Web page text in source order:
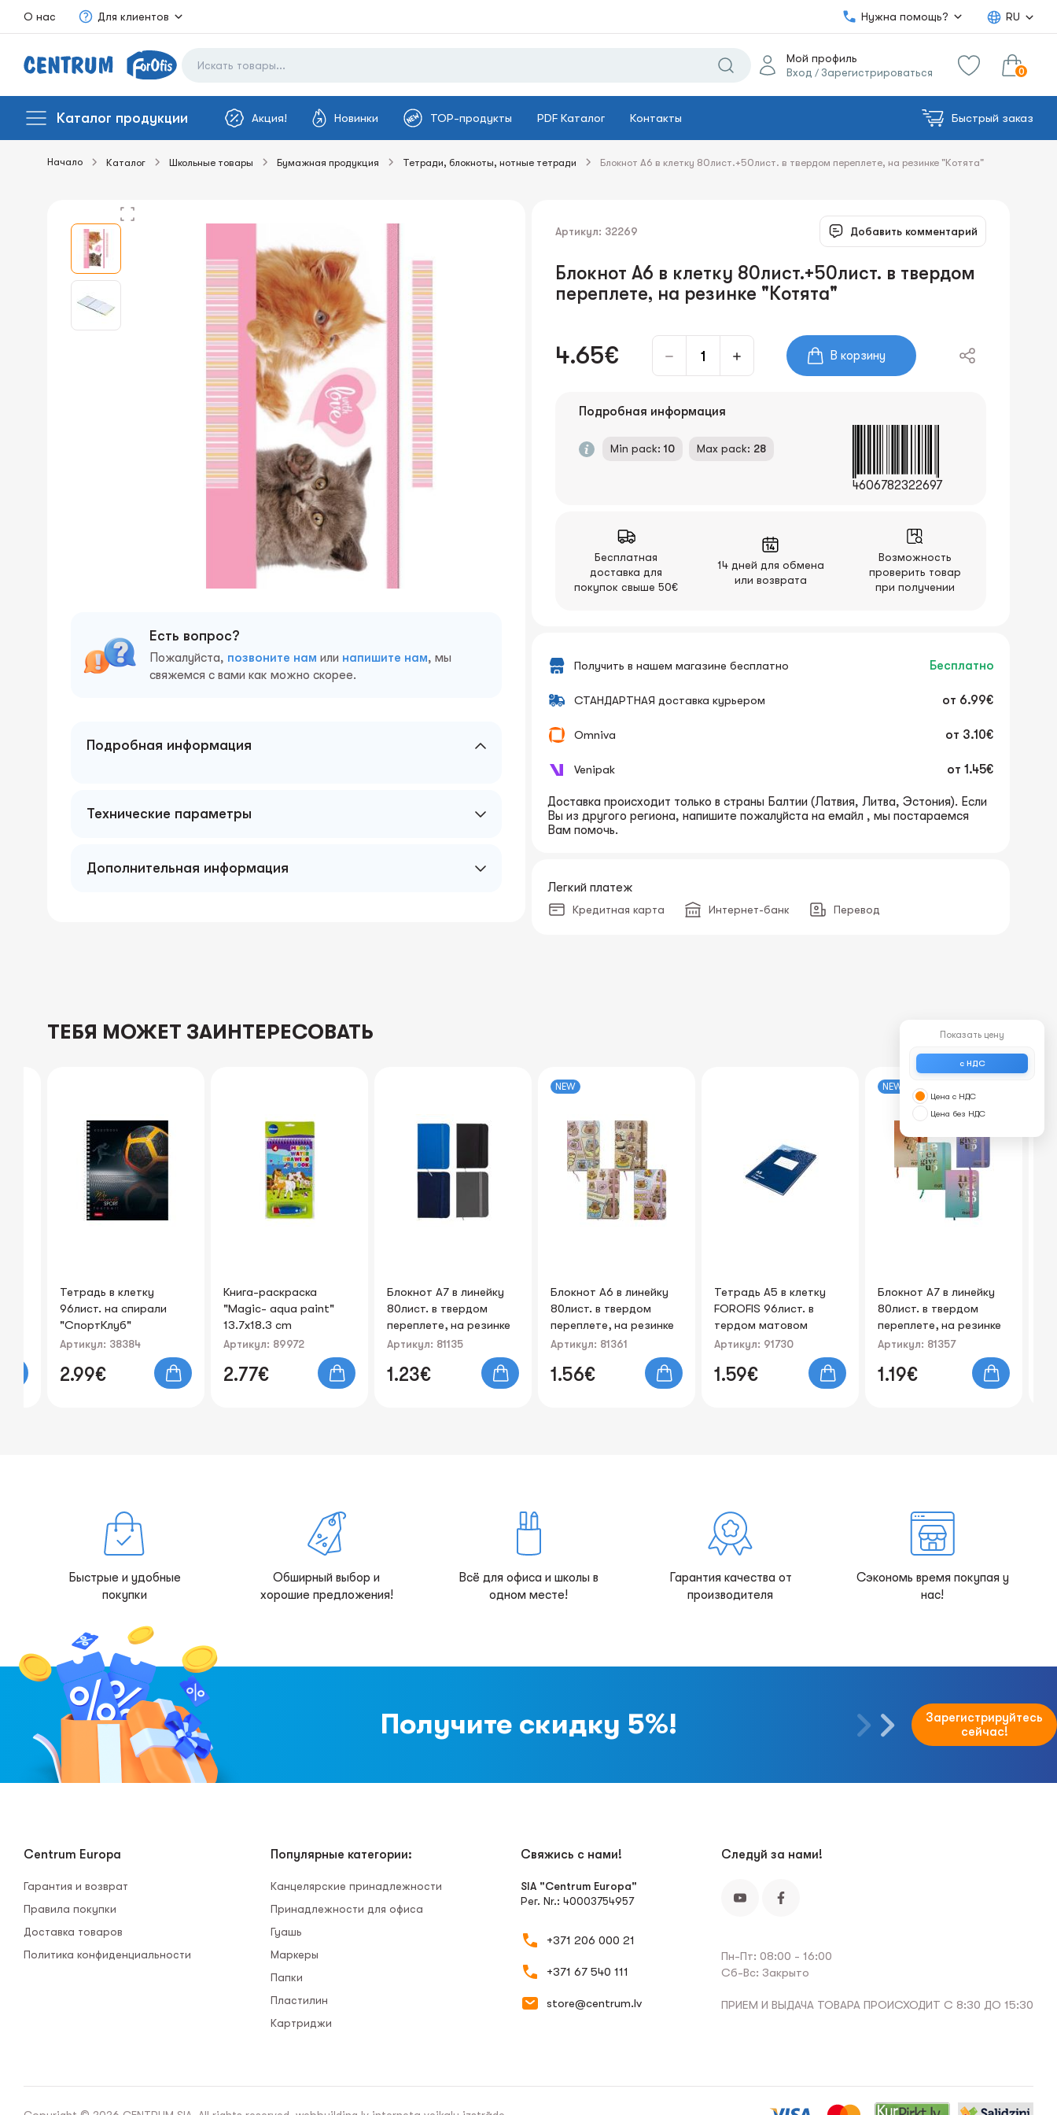
О нас Для клиентов Нужна помощь? RU
Мой профиль
Вход / Зарегистрироваться 0
Каталог продукции Акция! Новинки TOP-продукты PDF Каталог Контакты Быстрый заказ
Начало Каталог Школьные товары Бумажная продукция Тетради, блокноты, нотные тетради Блокнот А6 в клетку 80лист.+50лист. в твердом переплете, на резинке "Котята"
Есть вопрос?
Пожалуйста, позвоните нам или напишите нам, мы
свяжемся с вами как можно скорее.
Подробная информация
Технические параметры
Дополнительная информация
Артикул: 32269 Добавить комментарий
Блокнот А6 в клетку 80лист.+50лист. в твердом
переплете, на резинке "Котята"
4.65€ В корзину
Подробная информация
Min pack: 10 Max pack: 28
4606782322697
Бесплатная
доставка для
покупок свыше 50€
14 дней для обмена
или возврата
Возможность
проверить товар
при получении
Получить в нашем магазине бесплатно Бесплатно
СТАНДАРТНАЯ доставка курьером от 6.99€
Omniva от 3.10€
Venipak от 1.45€
Доставка происходит только в страны Балтии (Латвия, Литва, Эстония). Если
Вы из другого региона, напишите пожалуйста на емайл , мы постараемся
Вам помочь.
Легкий платеж
Кредитная карта Интернет-банк Перевод
ТЕБЯ МОЖЕТ ЗАИНТЕРЕСОВАТЬ
Тетрадь в клетку
96лист. на спирали
"СпортКлуб"
Артикул: 38384
2.99€
Книга-раскраска
"Magic- aqua paint"
13.7x18.3 cm
Артикул: 89972
2.77€
Блокнот А7 в линейку
80лист. в твердом
переплете, на резинке
"Multicolor"
Артикул: 81135
1.23€
NEW
Блокнот А6 в линейку
80лист. в твердом
переплете, на резинке
"Capybara"
Артикул: 81361
1.56€
Тетрадь А5 в клетку
FOROFIS 96лист. в
тердом матовом
переплете 208x146mm
Артикул: 91730
1.59€
NEW
Блокнот А7 в линейку
80лист. в твердом
переплете, на резинке
"Never give up"
Артикул: 81357
1.19€
Показать цену
с НДС
Цена с НДС
Цена без НДС
Быстрые и удобные
покупки
Обширный выбор и
хорошие предложения!
Всё для офиса и школы в
одном месте!
Гарантия качества от
производителя
Сэкономь время покупая у
нас!
Получите скидку 5%!
Зарегистрируйтесь
сейчас!
Centrum Europa
Гарантия и возврат
Правила покупки
Доставка товаров
Политика конфиденциальности
Популярные категории:
Канцелярские принадлежности
Принадлежности для офиса
Гуашь
Маркеры
Папки
Пластилин
Картриджи
Свяжись с нами!
SIA "Centrum Europa"
Рег. Nr.: 40003754957
+371 206 000 21
+371 67 540 111
store@centrum.lv
Следуй за нами!
Пн-Пт: 08:00 - 16:00
Сб-Вс: Закрыто
ПРИЕМ И ВЫДАЧА ТОВАРА ПРОИСХОДИТ С 8:30 ДО 15:30